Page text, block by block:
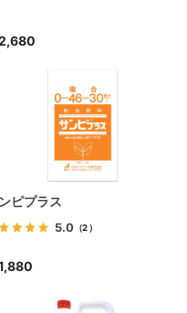
ピプラス
5.0 （2）